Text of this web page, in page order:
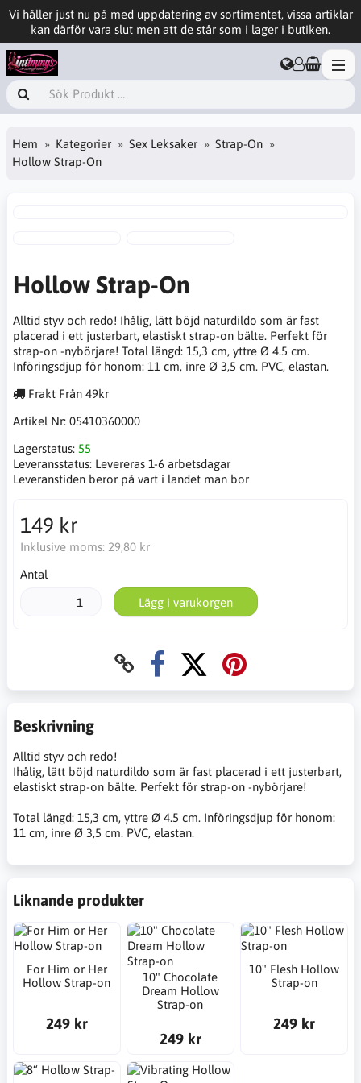
Vi håller just nu på med uppdatering av sortimentet, vissa artiklar
kan därför vara slut men att de står som i lager i butiken.
Hem Kategorier Sex Leksaker
Strap-On
Hollow Strap-On
Hollow Strap-On
Alltid styv och redo! Ihålig, lätt böjd naturdildo som är fast
placerad i ett justerbart, elastiskt strap-on bälte. Perfekt för
strap-on -nybörjare! Total längd: 15,3 cm, yttre Ø 4.5 cm.
Införingsdjup för honom: 11 cm, inre Ø 3,5 cm. PVC, elastan.
Frakt Från 49kr
Artikel Nr: 05410360000
Lagerstatus: 55
Leveransstatus: Levereras 1-6 arbetsdagar
Leveranstiden beror på vart i landet man bor
149 kr
Inklusive moms: 29,80 kr
Antal
Lägg i varukorgen
Beskrivning
Alltid styv och redo!
Ihålig, lätt böjd naturdildo som är fast placerad i ett justerbart,
elastiskt strap-on bälte. Perfekt för strap-on -nybörjare!
Total längd: 15,3 cm, yttre Ø 4.5 cm. Införingsdjup för honom:
11 cm, inre Ø 3,5 cm. PVC, elastan.
Liknande produkter
For Him or Her
Hollow Strap-on
249 kr
10" Chocolate
Dream Hollow
Strap-on
249 kr
10" Flesh Hollow
Strap-on
249 kr